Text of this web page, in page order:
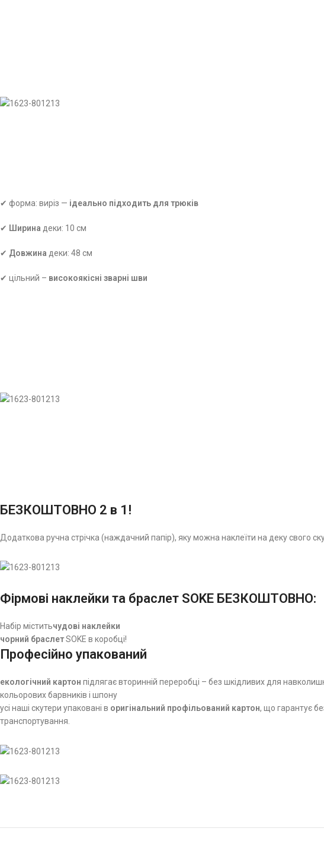
✔ форма: виріз — ідеально підходить для трюків
✔ Ширина деки: 10 см
✔ Довжина деки: 48 см
✔ цільний – високоякісні зварні шви
БЕЗКОШТОВНО 2 в 1!
Додаткова ручна стрічка (наждачний папір), яку можна наклеїти на деку свого
Фірмові наклейки та браслет SOKE БЕЗКОШТОВНО:
Набір міститьчудові наклейки
чорний браслетSOKE в коробці!
Професійно упакований
екологічний картон підлягає вторинній переробці – без шкідливих для
кольорових барвників і шпону
усі наші скутери упаковані в оригінальний профільований картон, що гарантує
транспортування.